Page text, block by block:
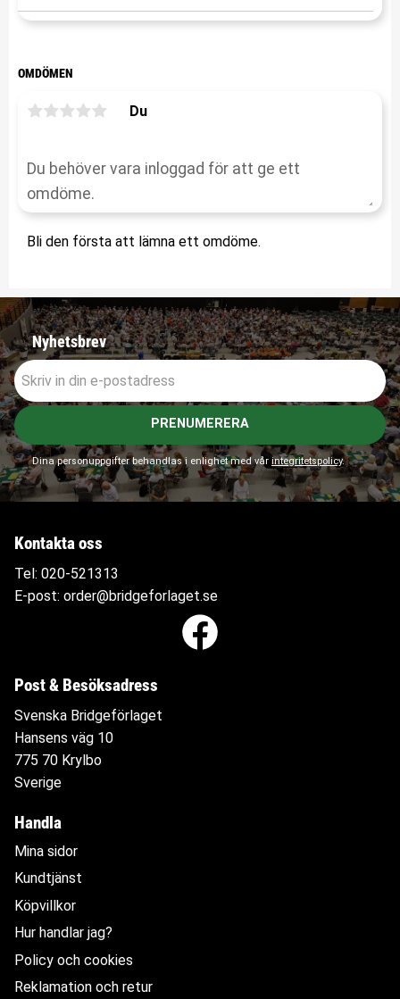
OMDÖMEN
Du
Bli den första att lämna ett omdöme.
Nyhetsbrev
PRENUMERERA
Dina personuppgifter behandlas i enlighet med vår integritetspolicy.
Kontakta oss
Tel: 020-521313
E-post: order@bridgeforlaget.se
Post & Besöksadress
Svenska Bridgeförlaget
Hansens väg 10
775 70 Krylbo
Sverige
Handla
Mina sidor
Kundtjänst
Köpvillkor
Hur handlar jag?
Policy och cookies
Reklamation och retur